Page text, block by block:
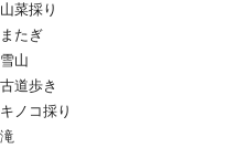
山菜採り
またぎ
雪山
古道歩き
キノコ採り
滝